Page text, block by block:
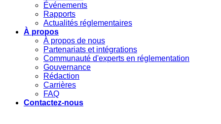
Événements
Rapports
Actualités réglementaires
À propos
À propos de nous
Partenariats et intégrations
Communauté d'experts en réglementation
Gouvernance
Rédaction
Carrières
FAQ
Contactez-nous